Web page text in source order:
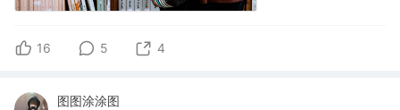
16 5 4
图图涂涂图